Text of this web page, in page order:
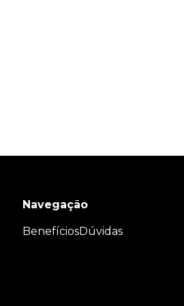
Navegação
BenefíciosDúvidas